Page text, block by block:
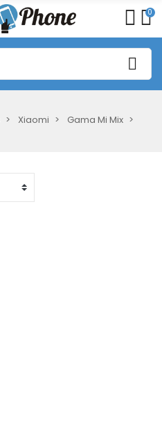
0
Xiaomi
Gama Mi Mix